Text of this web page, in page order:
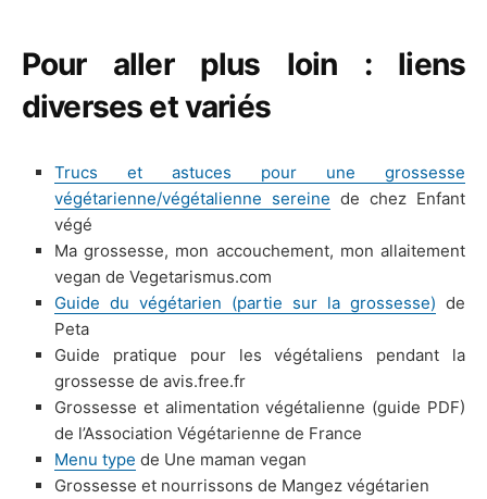
Pour aller plus loin : liens
diverses et variés
Trucs et astuces pour une grossesse
végétarienne/végétalienne sereine de chez Enfant
végé
Ma grossesse, mon accouchement, mon allaitement
vegan de Vegetarismus.com
Guide du végétarien (partie sur la grossesse) de
Peta
Guide pratique pour les végétaliens pendant la
grossesse de avis.free.fr
Grossesse et alimentation végétalienne (guide PDF)
de l’Association Végétarienne de France
Menu type de Une maman vegan
Grossesse et nourrissons de Mangez végétarien